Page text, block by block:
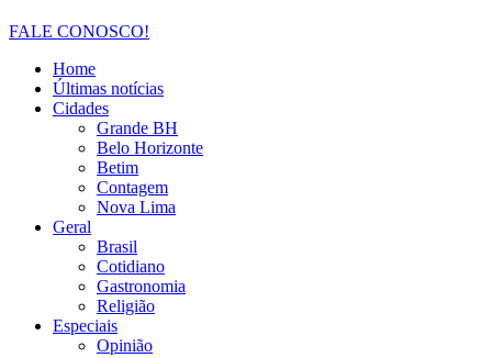
FALE CONOSCO!
Home
Últimas notícias
Cidades
Grande BH
Belo Horizonte
Betim
Contagem
Nova Lima
Geral
Brasil
Cotidiano
Gastronomia
Religião
Especiais
Opinião